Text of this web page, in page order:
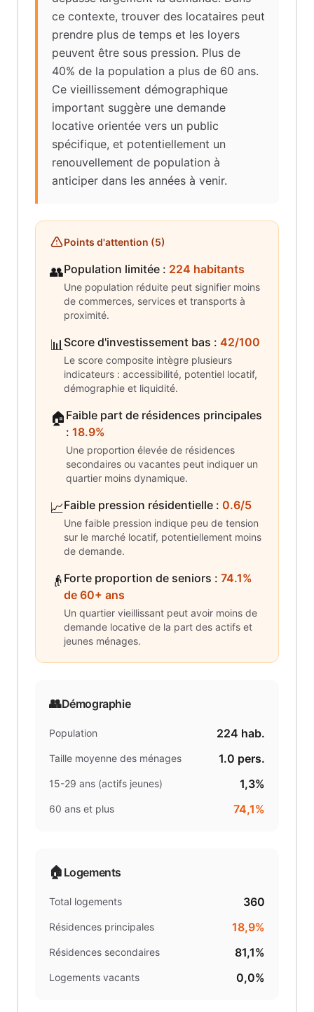
ce contexte, trouver des locataires peut
prendre plus de temps et les loyers
peuvent être sous pression. Plus de
40% de la population a plus de 60 ans.
Ce vieillissement démographique
important suggère une demande
locative orientée vers un public
spécifique, et potentiellement un
renouvellement de population à
anticiper dans les années à venir.
Points d'attention (5)
👥Population limitée : 224 habitants
Une population réduite peut signifier moins
de commerces, services et transports à
proximité.
📊Score d'investissement bas : 42/100
Le score composite intègre plusieurs
indicateurs : accessibilité, potentiel locatif,
démographie et liquidité.
🏠 Faible part de résidences principales
: 18.9%
Une proportion élevée de résidences
secondaires ou vacantes peut indiquer un
quartier moins dynamique.
📈Faible pression résidentielle : 0.6/5
Une faible pression indique peu de tension
sur le marché locatif, potentiellement moins
de demande.
👴 Forte proportion de seniors : 74.1%
de 60+ ans
Un quartier vieillissant peut avoir moins de
demande locative de la part des actifs et
jeunes ménages.
👥Démographie
Population 224 hab.
Taille moyenne des ménages 1.0 pers.
15-29 ans (actifs jeunes) 1,3%
60 ans et plus 74,1%
🏠 Logements
Total logements 360
Résidences principales 18,9%
Résidences secondaires 81,1%
Logements vacants 0,0%